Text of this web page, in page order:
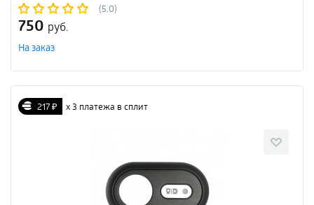
(5.0)
750 руб.
На заказ
217 ₽ х 3 платежа в сплит